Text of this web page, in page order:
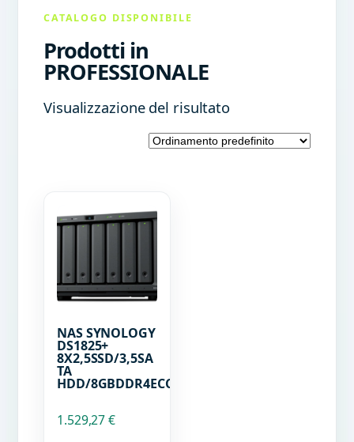
CATALOGO DISPONIBILE
Prodotti in
PROFESSIONALE
Visualizzazione del risultato
NAS SYNOLOGY
DS1825+
8X2,5SSD/3,5SA
TA
HDD/8GBDDR4ECC
1.529,27€